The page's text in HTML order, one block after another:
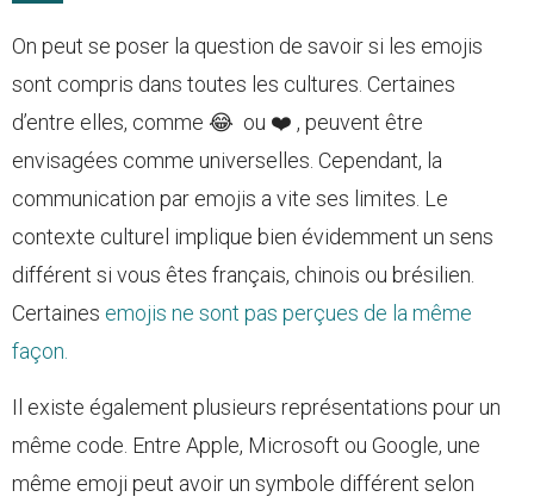
On peut se poser la question de savoir si les emojis
sont compris dans toutes les cultures. Certaines
d’entre elles, comme 😂 ou ❤️ , peuvent être
envisagées comme universelles. Cependant, la
communication par emojis a vite ses limites. Le
contexte culturel implique bien évidemment un sens
différent si vous êtes français, chinois ou brésilien.
Certaines emojis ne sont pas perçues de la même
façon.
Il existe également plusieurs représentations pour un
même code. Entre Apple, Microsoft ou Google, une
même emoji peut avoir un symbole différent selon